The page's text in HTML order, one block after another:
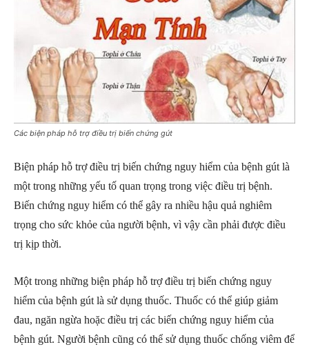
Các biện pháp hỗ trợ điều trị biến chứng gút
Biện pháp hỗ trợ điều trị biến chứng nguy hiểm của bệnh gút là
một trong những yếu tố quan trọng trong việc điều trị bệnh.
Biến chứng nguy hiểm có thể gây ra nhiều hậu quả nghiêm
trọng cho sức khỏe của người bệnh, vì vậy cần phải được điều
trị kịp thời.
Một trong những biện pháp hỗ trợ điều trị biến chứng nguy
hiểm của bệnh gút là sử dụng thuốc. Thuốc có thể giúp giảm
đau, ngăn ngừa hoặc điều trị các biến chứng nguy hiểm của
bệnh gút. Người bệnh cũng có thể sử dụng thuốc chống viêm để